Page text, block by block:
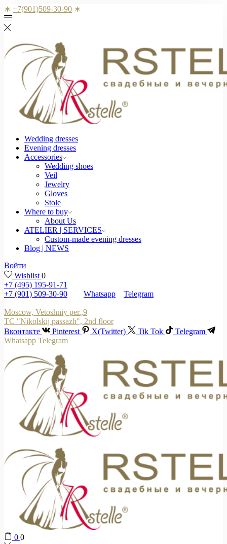
∗ +7(901)509-30-90 ∗
Wedding dresses
Evening dresses
Accessories
Wedding shoes
Veil
Jewelry
Gloves
Stole
Where to buy
About Us
ATELIER | SERVICES
Custom-made evening dresses
Blog | NEWS
Войти
Wishlist 0
+7 (495) 195-91-71
+7 (901) 509-30-90
Whatsapp Telegram
Moscow, Vetoshniy per.,9
TC "Nikolskij passazh", 2nd floor
Вконтакте
Pinterest X(Twitter) Tik Tok
Telegram
Whatsapp Telegram
0 0